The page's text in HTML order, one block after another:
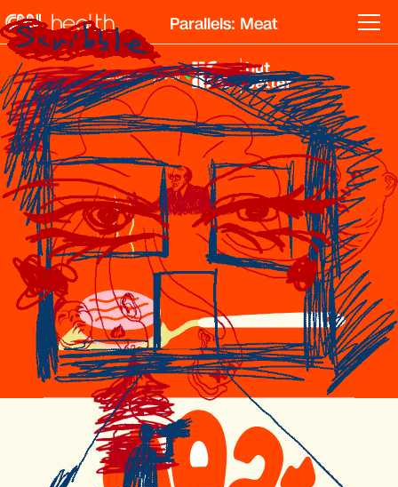
Parallels: Meat
Brought to you by